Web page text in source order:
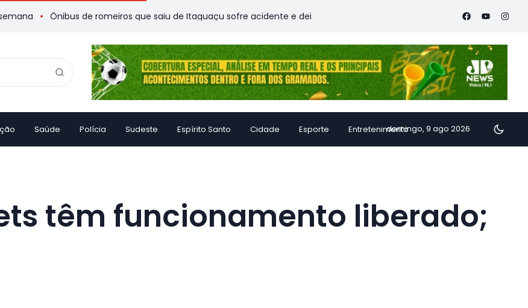
Ônibus de romeiros que saiu de Itaguaçu sofre acidente e deixa vítimas Família de Alfredo Chaves transforma
Saúde Polícia Sudeste Espírito Santo Cidade Esporte Entretenimentodomingo, 9 ago 2026
têm funcionamento liberado;